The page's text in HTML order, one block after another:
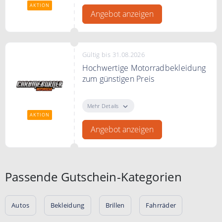
AKTION
Angebot anzeigen
AKTION
Gültig bis 31.08.2026
Hochwertige Motorradbekleidung
zum günstigen Preis
hochwertige Motorradbekleidung
Mehr Details
Angebot anzeigen
Passende Gutschein-Kategorien
Autos Bekleidung Brillen Fahrräder